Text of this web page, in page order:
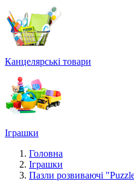
Канцелярські товари
Іграшки
Головна
Іграшки
Пазли розвиваючі